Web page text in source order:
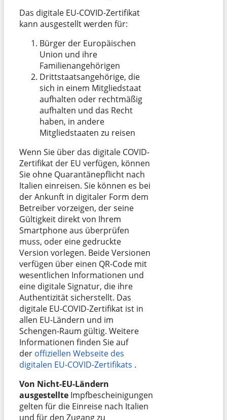
Das digitale EU-COVID-Zertifikat
kann ausgestellt werden für:
Bürger der Europäischen
Union und ihre
Familienangehörigen
Drittstaatsangehörige, die
sich in einem Mitgliedstaat
aufhalten oder rechtmäßig
aufhalten und das Recht
haben, in andere
Mitgliedstaaten zu reisen
Wenn Sie über das digitale COVID-
Zertifikat der EU verfügen, können
Sie ohne Quarantänepflicht nach
Italien einreisen. Sie können es bei
der Ankunft in digitaler Form dem
Betreiber vorzeigen, der seine
Gültigkeit direkt von Ihrem
Smartphone aus überprüfen
muss, oder eine gedruckte
Version vorlegen. Beide Versionen
verfügen über einen QR-Code mit
wesentlichen Informationen und
eine digitale Signatur, die ihre
Authentizität sicherstellt. Das
digitale EU-COVID-Zertifikat ist in
allen EU-Ländern und im
Schengen-Raum gültig. Weitere
Informationen finden Sie auf
der offiziellen Webseite des
digitalen EU-COVID-Zertifikats .
Von Nicht-EU-Ländern
ausgestellte Impfbescheinigungen
gelten für die Einreise nach Italien
und für den Zugang zu